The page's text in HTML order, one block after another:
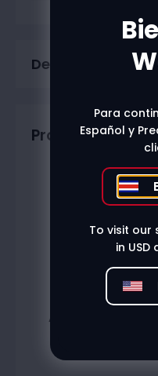
Description
Productos
Adan y eva limon
Para
Español y
To visit our
in